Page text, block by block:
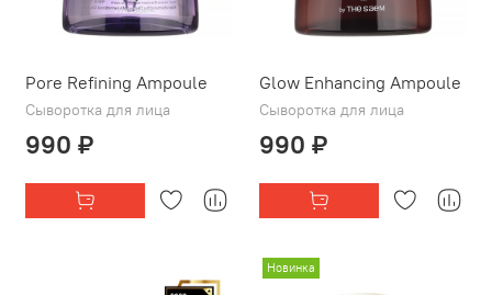
Pore Refining Ampoule
Сыворотка для лица
990 ₽
Glow Enhancing Ampoule
Сыворотка для лица
990 ₽
Новинка